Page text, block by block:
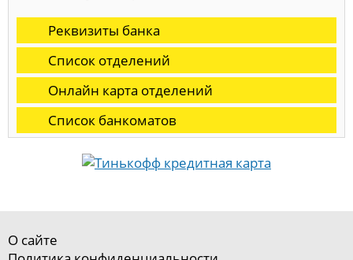
Реквизиты банка
Список отделений
Онлайн карта отделений
Список банкоматов
О сайте